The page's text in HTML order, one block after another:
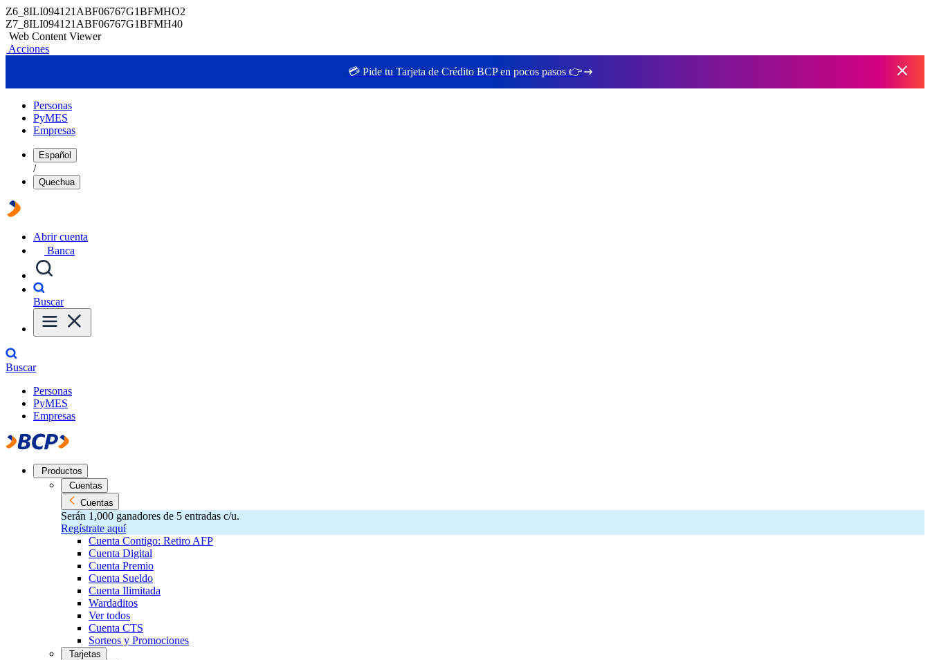
Z6_8ILI094121ABF06767G1BFMHO2
Z7_8ILI094121ABF06767G1BFMH40
Web Content Viewer
Acciones
💳 Pide tu Tarjeta de Crédito BCP en pocos pasos 👉
Personas
PyMES
Empresas
Español
/
Quechua
Abrir cuenta
Banca
Buscar
Buscar
Personas
PyMES
Empresas
Productos
Cuentas
Cuentas
Serán 1,000 ganadores de 5 entradas c/u.
Regístrate aquí
Cuenta Contigo: Retiro AFP
Cuenta Digital
Cuenta Premio
Cuenta Sueldo
Cuenta Ilimitada
Wardaditos
Ver todos
Cuenta CTS
Sorteos y Promociones
Tarjetas